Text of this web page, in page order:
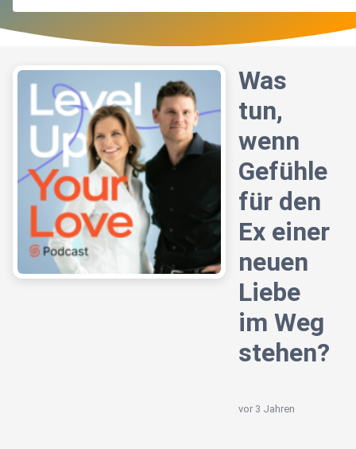
Was
tun,
wenn
Gefühle
für den
Ex einer
neuen
Liebe
im Weg
stehen?
vor 3 Jahren